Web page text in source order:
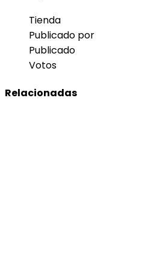
Tienda
Publicado por
Publicado
Votos
Relacionadas